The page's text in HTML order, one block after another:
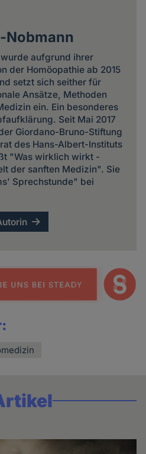
Nobmann
aufgrund ihrer
der Homöopathie ab 2015
setzt sich seither für
Ansätze, Methoden
ein. Ein besonderes
Seit Mai 2017
Giordano-Bruno-Stiftung
des Hans-Albert-Instituts
"Was wirklich wirkt -
der sanften Medizin". Sie
Sprechstunde" bei